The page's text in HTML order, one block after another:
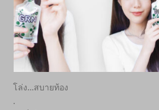
โล่ง…สบายท้อง
.